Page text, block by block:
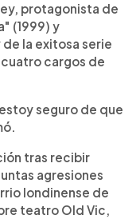
protagonista de
(1999) y
la exitosa serie
cargos de
seguro de que
tras recibir
agresiones
londinense de
teatro Old Vic,